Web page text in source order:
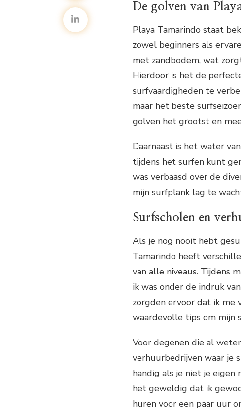
De golven van
Playa Tamarindo staat
zowel beginners als
met zandbodem, wat
Hierdoor is het de
surfvaardigheden te
maar het beste
golven het grootst en
Daarnaast is het water
tijdens het surfen kunt
was verbaasd over de
mijn surfplank lag te
Surfscholen en
Als je nog nooit hebt
Tamarindo heeft
van alle niveaus. Tijdens
ik was onder de indruk
zorgden ervoor dat ik me
waardevolle tips om mijn
Voor degenen die al
verhuurbedrijven waar je
handig als je niet je eigen
het geweldig dat ik
huren voor een paar uur